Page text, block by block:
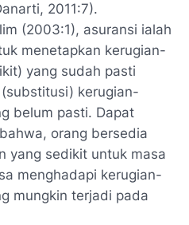
2011:7).
(2003:1), asuransi ialah
menetapkan kerugian-
yang sudah pasti
kerugian-
belum pasti. Dapat
orang bersedia
yang sedikit untuk masa
menghadapi kerugian-
mungkin terjadi pada